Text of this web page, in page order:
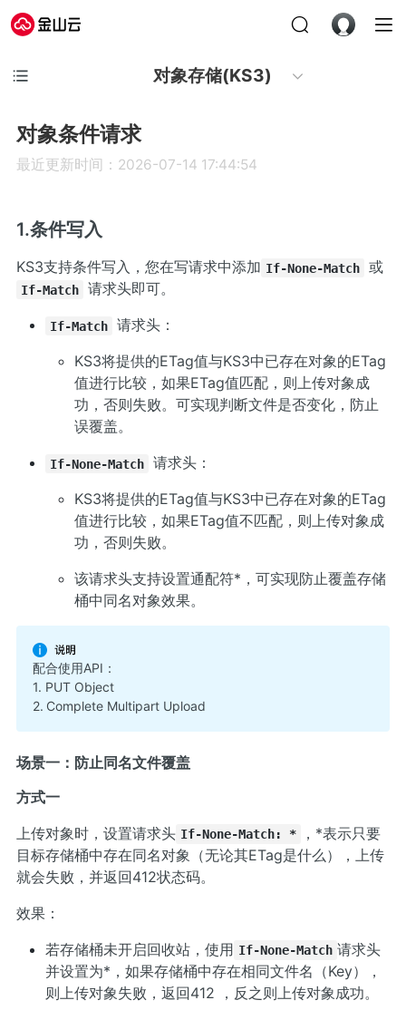
对象存储(KS3)
对象条件请求
最近更新时间：2026-07-14 17:44:54
1.条件写入
KS3支持条件写入，您在写请求中添加 If-None-Match 或
If-Match 请求头即可。
If-Match
请求头：
KS3将提供的ETag值与KS3中已存在对象的ETag
值进行比较，如果ETag值匹配，则上传对象成
功，否则失败。可实现判断文件是否变化，防止
误覆盖。
If-None-Match
请求头：
KS3将提供的ETag值与KS3中已存在对象的ETag
值进行比较，如果ETag值不匹配，则上传对象成
功，否则失败。
该请求头支持设置通配符*，可实现防止覆盖存储
桶中同名对象效果。
配合使用API：
1. PUT Object
2. Complete Multipart Upload
场景一：防止同名文件覆盖
方式一
上传对象时，设置请求头 If-None-Match: *
，*表示只要
目标存储桶中存在同名对象（无论其ETag是什么），上传
就会失败，并返回412状态码。
效果：
若存储桶未开启回收站，使用 If-None-Match 请求头
并设置为*，如果存储桶中存在相同文件名（Key），
则上传对象失败，返回412 ，反之则上传对象成功。